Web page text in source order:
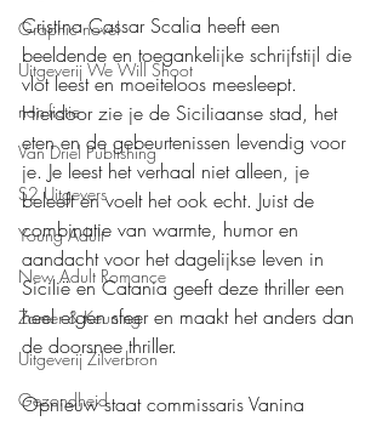
Graphic novel
Uitgeverij We Will Shoot
non-fictie
Van Driel Publishing
S2 Uitgevers
Young Adult
New Adult Romance
Zomer & Keuning
Uitgeverij Zilverbron
Gezondheid
Cristina Cassar Scalia heeft een
beeldende en toegankelijke schrijfstijl die
vlot leest en moeiteloos meesleept.
Hierdoor zie je de Siciliaanse stad, het
eten en de gebeurtenissen levendig voor
je. Je leest het verhaal niet alleen, je
beleeft en voelt het ook echt. Juist de
combinatie van warmte, humor en
aandacht voor het dagelijkse leven in
Sicilië en Catania geeft deze thriller een
heel eigen sfeer en maakt het anders dan
de doorsnee thriller.
Opnieuw staat commissaris Vanina